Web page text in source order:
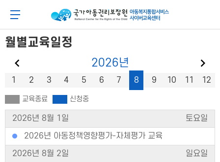
로
가
기
로
가
기
메뉴 버튼
아동이 행복한 세상 아동권리보장원 아동복지통합
월별교육일정
2026년
1 2 3 4 5 6 7 8 9 10 11 12
교육종료 신청중
2026년 8월 1일
토요일
2026년 아동정책영향평가-자체평가 교육
2026년 8월 2일
일요일